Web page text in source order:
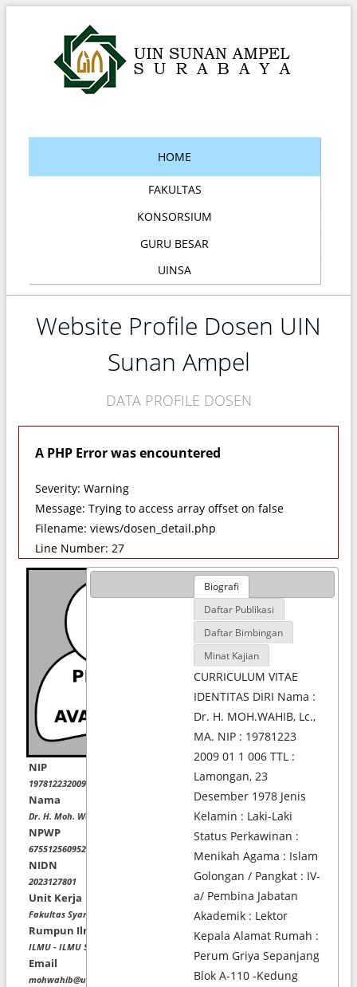
HOME
FAKULTAS
KONSORSIUM
GURU BESAR
UINSA
Website Profile Dosen UIN
Sunan Ampel
DATA PROFILE DOSEN
A PHP Error was encountered
Severity: Warning
Message: Trying to access array offset on false
Filename: views/dosen_detail.php
Line Number: 27
NIP
197812232009011006
Nama
Dr. H. Moh. Wahib Lc., M.A
NPWP
675512560952000
NIDN
2023127801
Unit Kerja
Fakultas Syariah dan Hukum
Rumpun Ilmu
ILMU - ILMU SOSIAL
Email
mohwahib@uinsa.ac.id
Biografi
Daftar Publikasi
Daftar Bimbingan
Minat Kajian
CURRICULUM VITAE
IDENTITAS DIRI Nama :
Dr. H. MOH.WAHIB, Lc.,
MA. NIP : 19781223
2009 01 1 006 TTL :
Lamongan, 23
Desember 1978 Jenis
Kelamin : Laki-Laki
Status Perkawinan :
Menikah Agama : Islam
Golongan / Pangkat : IV-
a/ Pembina Jabatan
Akademik : Lektor
Kepala Alamat Rumah :
Perum Griya Sepanjang
Blok A-110 -Kedung